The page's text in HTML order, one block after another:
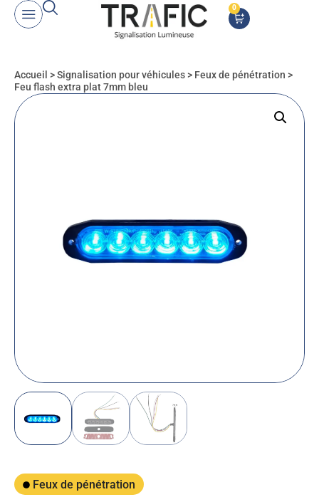
0
Accueil >Signalisation pour véhicules > Feux de pénétration >
Feu flash extra plat 7mm bleu
Feux de pénétration